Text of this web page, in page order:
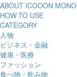
ABOUT ICOOON MONO
HOW TO USE
CATEGORY
人物
ビジネス・金融
健康・医療
ファッション
食べ物・飲み物